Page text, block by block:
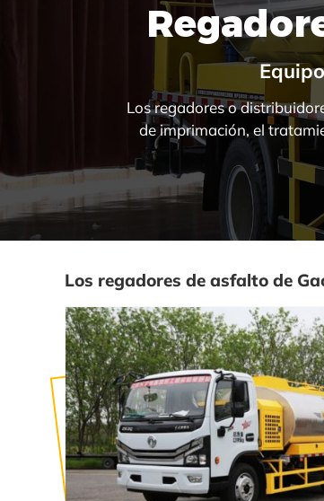
Los regadores o
de imprimación, el
Los regadores de asfalto de